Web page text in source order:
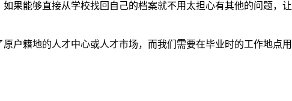
果能够直接从学校找回自己的档案就不用太担心有其他的问题，
户籍地的人才中心或人才市场，而我们需要在毕业时的工作地点